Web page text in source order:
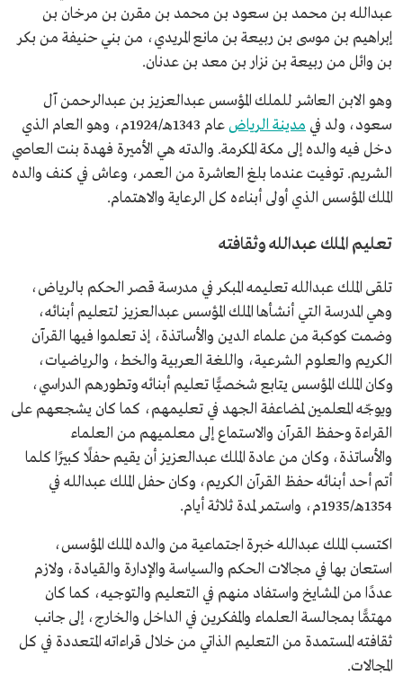
عبدالله بن محمد بن سعود بن محمد بن مقرن بن مرخان بن
إبراهيم بن موسى بن ربيعة بن مانع المريدي، من بني حنيفة من بكر
بن وائل من ربيعة بن نزار بن معد بن عدنان.
وهو الابن العاشر للملك المؤسس عبدالعزيز بن عبدالرحمن آل
سعود، ولد في مدينة الرياض
عام 1343هـ/1924م، وهو العام الذي
دخل فيه والده إلى مكة المكرمة. والدته هي الأميرة فهدة بنت العاصي
الشريم. توفيت عندما بلغ العاشرة من العمر، وعاش في كنف والده
الملك المؤسس الذي أولى أبناءه كل الرعاية والاهتمام.
تعليم الملك عبدالله وثقافته
تلقى الملك عبدالله تعليمه المبكر في مدرسة قصر الحكم بالرياض،
وهي المدرسة التي أنشأها الملك المؤسس عبدالعزيز لتعليم أبنائه،
وضمت كوكبة من علماء الدين والأساتذة، إذ تعلموا فيها القرآن
الكريم والعلوم الشرعية، واللغة العربية والخط، والرياضيات،
وكان الملك المؤسس يتابع شخصيًّا تعليم أبنائه وتطورهم الدراسي،
ويوجّه المعلمين لمضاعفة الجهد في تعليمهم، كما كان يشجعهم على
القراءة وحفظ القرآن والاستماع إلى معلميهم من العلماء
والأساتذة، وكان من عادة الملك عبدالعزيز أن يقيم حفلًا كبيرًا كلما
أتم أحد أبنائه حفظ القرآن الكريم، وكان حفل الملك عبدالله في
1354هـ/1935م، واستمر لمدة ثلاثة أيام.
اكتسب الملك عبدالله خبرة اجتماعية من والده الملك المؤسس،
استعان بها في مجالات الحكم والسياسة والإدارة والقيادة، ولازم
عددًا من المشايخ واستفاد منهم في التعليم والتوجيه، كما كان
مهتمًّا بمجالسة العلماء والمفكرين في الداخل والخارج، إلى جانب
ثقافته المستمدة من التعليم الذاتي من خلال قراءاته المتعددة في كل
المجالات.